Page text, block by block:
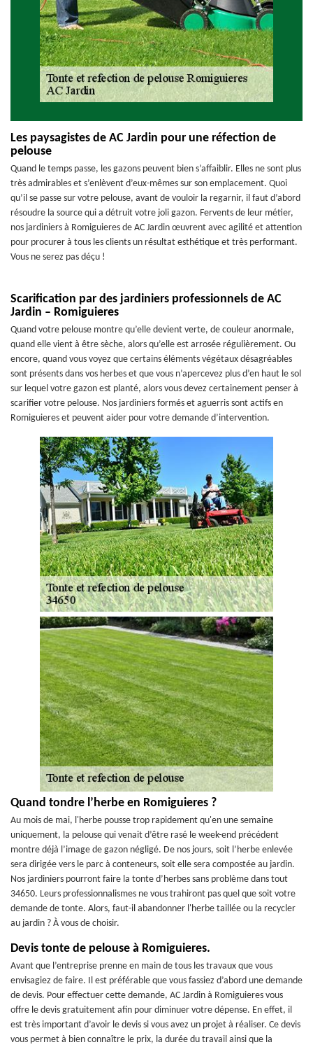
Les paysagistes de AC Jardin pour une réfection de
pelouse
Quand le temps passe, les gazons peuvent bien s’affaiblir. Elles ne sont plus
très admirables et s’enlèvent d’eux-mêmes sur son emplacement. Quoi
qu’il se passe sur votre pelouse, avant de vouloir la regarnir, il faut d’abord
résoudre la source qui a détruit votre joli gazon. Fervents de leur métier,
nos jardiniers à Romiguieres de AC Jardin œuvrent avec agilité et attention
pour procurer à tous les clients un résultat esthétique et très performant.
Vous ne serez pas déçu !
Scarification par des jardiniers professionnels de AC
Jardin – Romiguieres
Quand votre pelouse montre qu’elle devient verte, de couleur anormale,
quand elle vient à être sèche, alors qu’elle est arrosée régulièrement. Ou
encore, quand vous voyez que certains éléments végétaux désagréables
sont présents dans vos herbes et que vous n’apercevez plus d’en haut le sol
sur lequel votre gazon est planté, alors vous devez certainement penser à
scarifier votre pelouse. Nos jardiniers formés et aguerris sont actifs en
Romiguieres et peuvent aider pour votre demande d’intervention.
Quand tondre l’herbe en Romiguieres ?
Au mois de mai, l'herbe pousse trop rapidement qu'en une semaine
uniquement, la pelouse qui venait d’être rasé le week-end précédent
montre déjà l’image de gazon négligé. De nos jours, soit l’herbe enlevée
sera dirigée vers le parc à conteneurs, soit elle sera compostée au jardin.
Nos jardiniers pourront faire la tonte d’herbes sans problème dans tout
34650. Leurs professionnalismes ne vous trahiront pas quel que soit votre
demande de tonte. Alors, faut-il abandonner l'herbe taillée ou la recycler
au jardin ? À vous de choisir.
Devis tonte de pelouse à Romiguieres.
Avant que l’entreprise prenne en main de tous les travaux que vous
envisagiez de faire. Il est préférable que vous fassiez d’abord une demande
de devis. Pour effectuer cette demande, AC Jardin à Romiguieres vous
offre le devis gratuitement afin pour diminuer votre dépense. En effet, il
est très important d’avoir le devis si vous avez un projet à réaliser. Ce devis
vous permet à bien connaître le prix, la durée du travail ainsi que la